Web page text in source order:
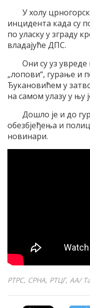
У холу
инцидента када су
по уласку у зграду
владајуће ДПС.
Они су уз
„лопови“, гурање и
Ђукановићем у
на самом улазу у њу
Дошло је и до
обезбjеђења и
новинари.
РТРС, СРНА, РТЦГ, AA/